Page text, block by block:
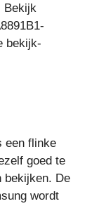
Bekijk
bekijk-
een flinke
goed te
bekijken. De
wordt